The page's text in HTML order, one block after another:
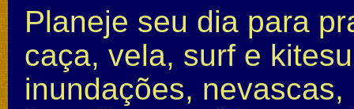
Planeje seu dia para
caça, vela, surf e
inundações,